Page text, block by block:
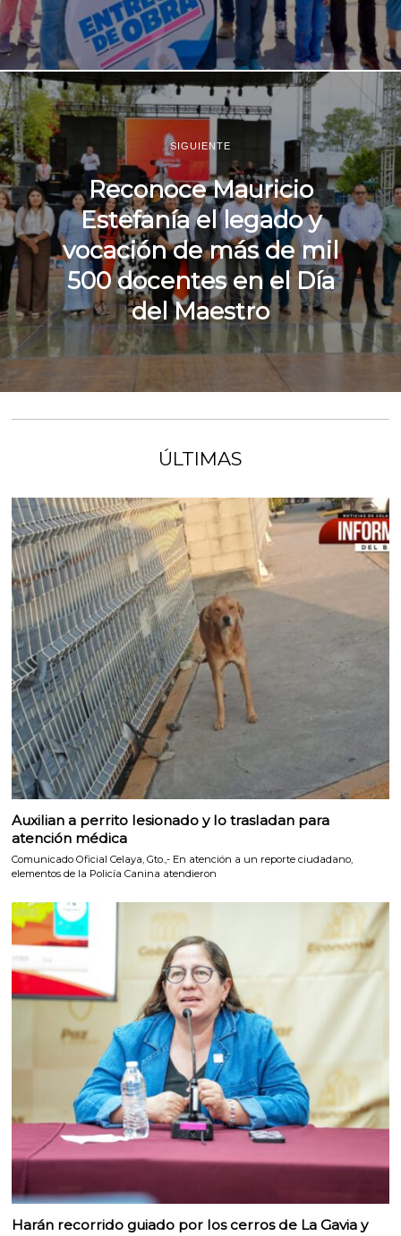
SIGUIENTE
Reconoce Mauricio
Estefanía el legado y
vocación de más de mil
500 docentes en el Día
del Maestro
ÚLTIMAS
Auxilian a perrito lesionado y lo trasladan para
atención médica
Comunicado Oficial Celaya, Gto.,- En atención a un reporte ciudadano,
elementos de la Policía Canina atendieron
Harán recorrido guiado por los cerros de La Gavia y